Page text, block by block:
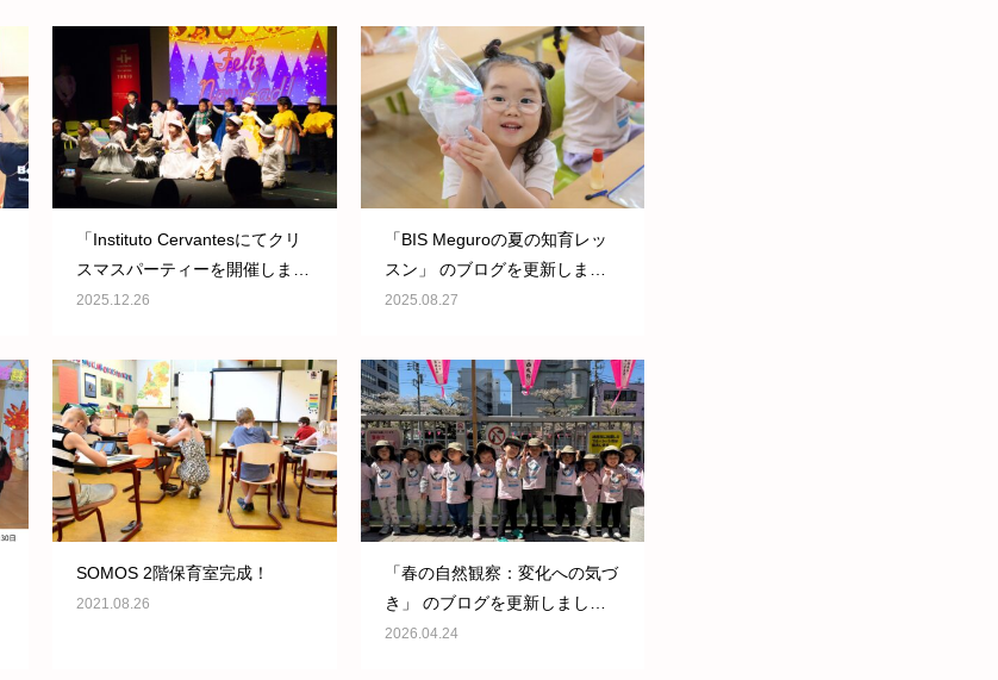
「Instituto Cervantesにてクリ
スマスパーティーを開催しまし
た！」 のブログを更新しまし
2025.12.26
「BIS Meguroの夏の知育レッ
スン」 のブログを更新しまし
た!
2025.08.27
SOMOS 2階保育室完成！
2021.08.26
「春の自然観察：変化への気づ
き」 のブログを更新しまし
た。
2026.04.24